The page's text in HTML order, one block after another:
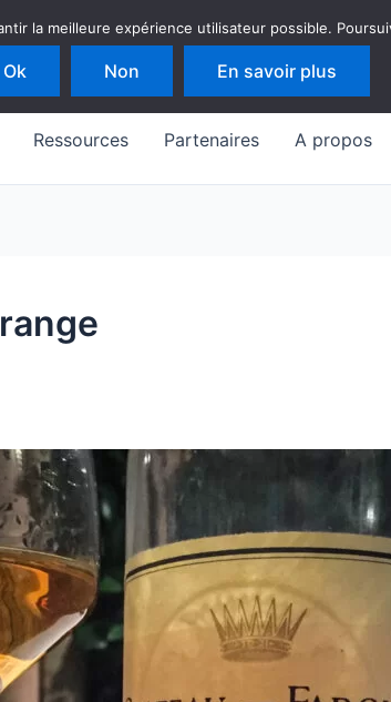
Ressources Partenaires A propos
la meilleure expérience utilisateur possible.
Ok Non En savoir plus